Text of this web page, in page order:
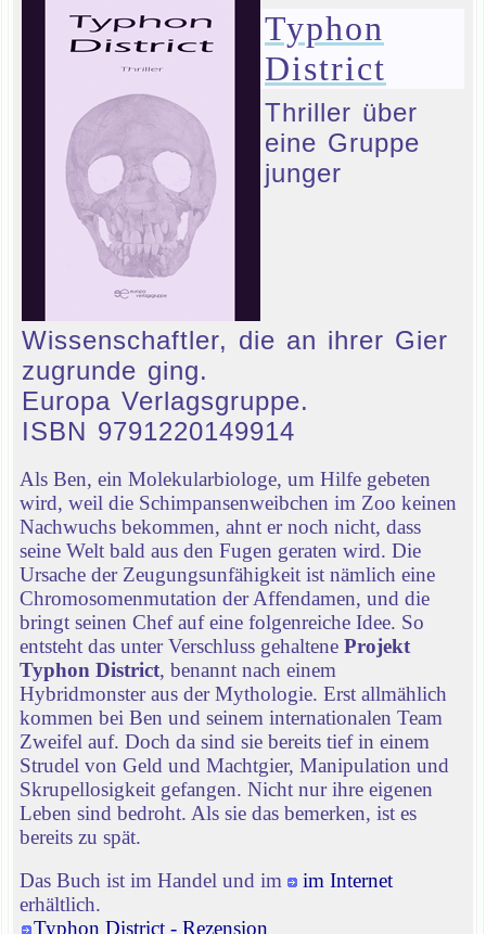
Typhon
District
Thriller über
eine Gruppe
junger
Wissenschaftler, die an ihrer Gier
zugrunde ging.
Europa Verlagsgruppe.
ISBN 9791220149914
Als Ben, ein Molekularbiologe, um Hilfe gebeten
wird, weil die Schimpansenweibchen im Zoo keinen
Nachwuchs bekommen, ahnt er noch nicht, dass
seine Welt bald aus den Fugen geraten wird. Die
Ursache der Zeugungsunfähigkeit ist nämlich eine
Chromosomenmutation der Affendamen, und die
bringt seinen Chef auf eine folgenreiche Idee. So
entsteht das unter Verschluss gehaltene Projekt
Typhon District, benannt nach einem
Hybridmonster aus der Mythologie. Erst allmählich
kommen bei Ben und seinem internationalen Team
Zweifel auf. Doch da sind sie bereits tief in einem
Strudel von Geld und Machtgier, Manipulation und
Skrupellosigkeit gefangen. Nicht nur ihre eigenen
Leben sind bedroht. Als sie das bemerken, ist es
bereits zu spät.
Das Buch ist im Handel und im
im Internet
erhältlich.
Typhon District - Rezension